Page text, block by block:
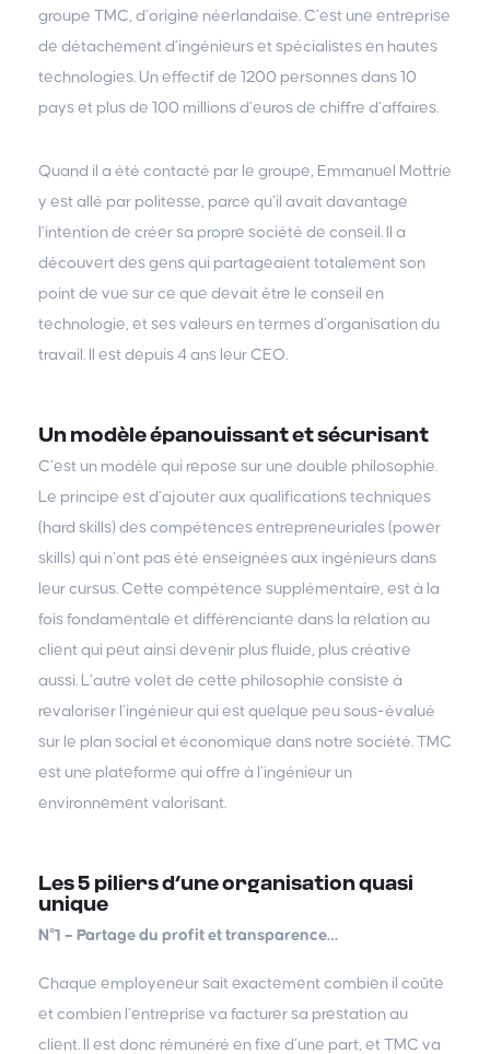
groupe TMC, d’origine néerlandaise. C’est une entreprise
de détachement d’ingénieurs et spécialistes en hautes
technologies. Un effectif de 1200 personnes dans 10
pays et plus de 100 millions d’euros de chiffre d’affaires.
Quand il a été contacté par le groupe, Emmanuel Mottrie
y est allé par politesse, parce qu’il avait davantage
l’intention de créer sa propre société de conseil. Il a
découvert des gens qui partageaient totalement son
point de vue sur ce que devait être le conseil en
technologie, et ses valeurs en termes d’organisation du
travail. Il est depuis 4 ans leur CEO.
Un modèle épanouissant et sécurisant
C’est un modèle qui repose sur une double philosophie.
Le principe est d’ajouter aux qualifications techniques
(hard skills) des compétences entrepreneuriales (power
skills) qui n’ont pas été enseignées aux ingénieurs dans
leur cursus. Cette compétence supplémentaire, est à la
fois fondamentale et différenciante dans la relation au
client qui peut ainsi devenir plus fluide, plus créative
aussi. L’autre volet de cette philosophie consiste à
revaloriser l’ingénieur qui est quelque peu sous-évalué
sur le plan social et économique dans notre société. TMC
est une plateforme qui offre à l’ingénieur un
environnement valorisant.
Les 5 piliers d’une organisation quasi
unique
N°1 – Partage du profit et transparence…
Chaque employeneur sait exactement combien il coûte
et combien l’entreprise va facturer sa prestation au
client. Il est donc rémunéré en fixe d’une part, et TMC va